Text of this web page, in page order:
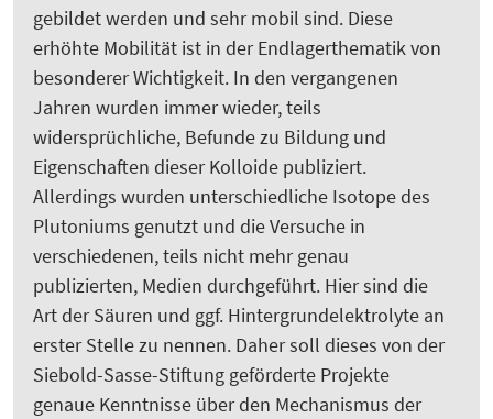
gebildet werden und sehr mobil sind. Diese
erhöhte Mobilität ist in der Endlagerthematik von
besonderer Wichtigkeit. In den vergangenen
Jahren wurden immer wieder, teils
widersprüchliche, Befunde zu Bildung und
Eigenschaften dieser Kolloide publiziert.
Allerdings wurden unterschiedliche Isotope des
Plutoniums genutzt und die Versuche in
verschiedenen, teils nicht mehr genau
publizierten, Medien durchgeführt. Hier sind die
Art der Säuren und ggf. Hintergrundelektrolyte an
erster Stelle zu nennen. Daher soll dieses von der
Siebold-Sasse-Stiftung geförderte Projekte
genaue Kenntnisse über den Mechanismus der